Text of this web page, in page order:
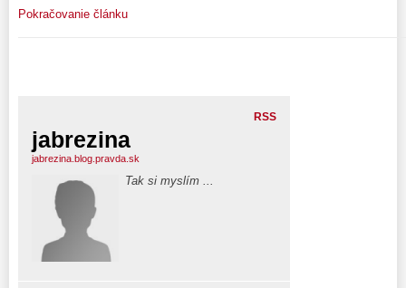
Pokračovanie článku
RSS
jabrezina
jabrezina.blog.pravda.sk
Tak si myslím ...